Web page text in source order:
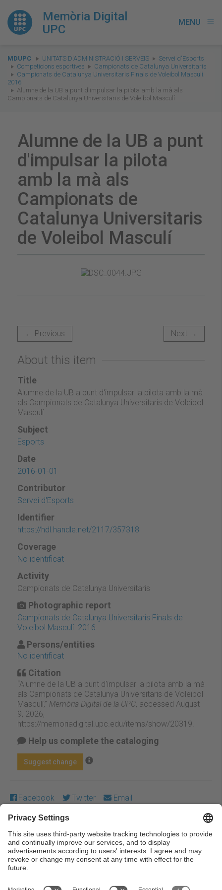
Memòria Digital
UPC
MENU menu
You
are
here:
MDUPC UNITATS D'ADMINISTRACIÓ I SERVEIS
Servei d'Esports
Competicions esportives
Campionats de Catalunya Universitaris
Campionats de Catalunya Universitaris Finals de Voleibol Masculí.
2016
Alumne de la UB a punt d'impulsar la pilota amb la mà als
Campionats de Catalunya Universitaris de Voleibol Masculí
Alumne de la UB a punt
d'impulsar la pilota
amb la mà als
Campionats de
Catalunya Universitaris
de Voleibol Masculí
← Previous Next →
About this item
Title
Alumne de la UB a punt d'impulsar la pilota amb la mà
als Campionats de Catalunya Universitaris de Voleibol
Masculí
Subject
Esports
Date
2016-01-01
Contributor
Servei d'Esports
Identifier
https://hdl.handle.net/2117/357318
Coverage
No identificat
Activity
Campionats de Catalunya Universitaris
Photographic report
Campionats de Catalunya Universitaris Finals de
Voleibol Masculí. 2016
Persons/entities
No identificat
Citation
“Alumne de la UB a punt d'impulsar la pilota amb la mà
als Campionats de Catalunya Universitaris de Voleibol
Masculí,” Memòria Digital de la UPC, accessed August
9, 2026,
https://memoriadigital.upc.edu/items/show/20319
Help us complete the cataloging
Suggest change
Facebook Twitter Email
Except where otherwise noted, content on this work is
licensed under a Creative Commons license:Attribution-
NonCommercial-NoDerivs 3.0 Spain